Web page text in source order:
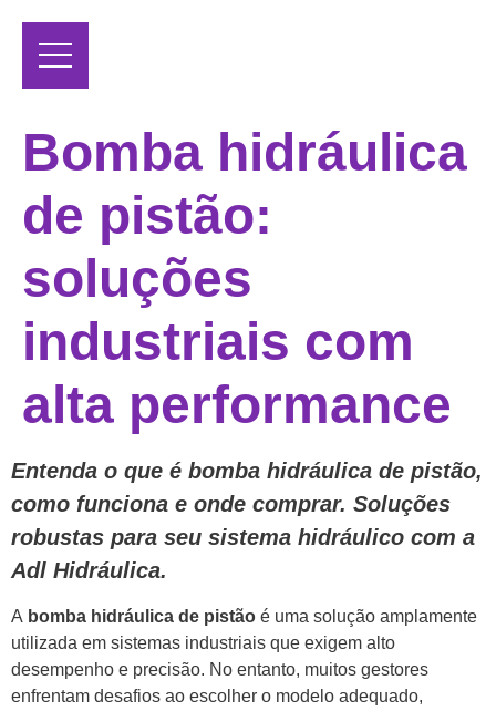
Bomba hidráulica
de pistão:
soluções
industriais com
alta performance
Entenda o que é bomba hidráulica de pistão,
como funciona e onde comprar. Soluções
robustas para seu sistema hidráulico com a
Adl Hidráulica.
A bomba hidráulica de pistão é uma solução amplamente
utilizada em sistemas industriais que exigem alto
desempenho e precisão. No entanto, muitos gestores
enfrentam desafios ao escolher o modelo adequado,